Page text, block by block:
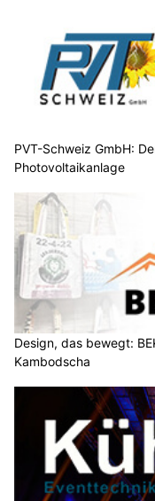
PVT-Schweiz GmbH:
Photovoltaikanlage
Design, das bewegt:
Kambodscha